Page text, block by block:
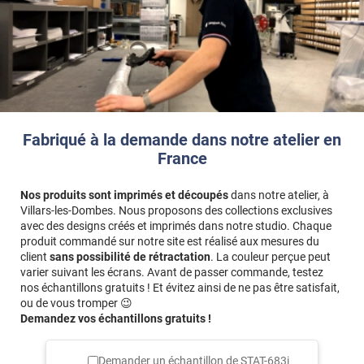
Fabriqué à la demande dans notre atelier en
France
Nos produits sont imprimés et découpésdans notre atelier, à
Villars-les-Dombes. Nous proposons des collections exclusives
avec des designs créés et imprimés dans notre studio. Chaque
produit commandé sur notre site est réalisé aux mesures du
client sans possibilité de rétractation. La couleur perçue peut
varier suivant les écrans. Avant de passer commande, testez
nos échantillons gratuits ! Et évitez ainsi de ne pas être satisfait,
ou de vous tromper 😉
Demandez vos échantillons gratuits !
Demander un échantillon deSTAT-683i